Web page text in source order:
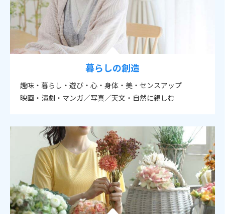
暮らしの創造
趣味・暮らし・遊び・心・身体・美・センスアップ
映画・演劇・マンガ／写真／天文・自然に親しむ